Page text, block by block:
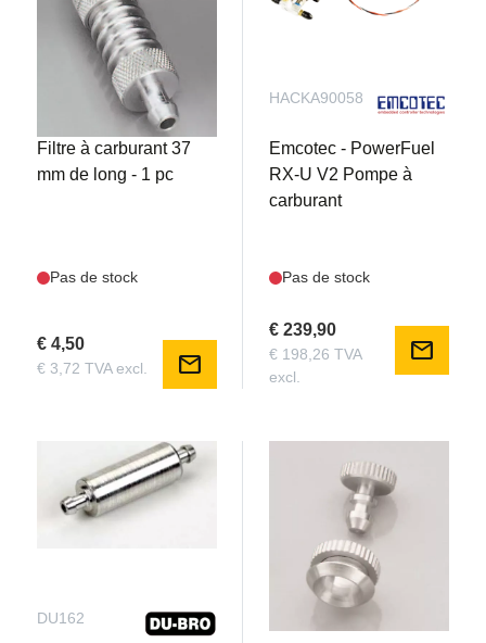
REM30990
Filtre à carburant 37
mm de long - 1 pc
Pas de stock
€ 4,50
€ 3,72 TVA excl. mail
HACKA90058
Emcotec - PowerFuel
RX-U V2 Pompe à
carburant
Pas de stock
€ 239,90
€ 198,26 TVA
excl.
mail
DU162 REM030986